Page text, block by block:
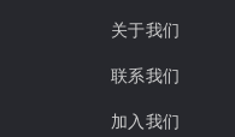
关于我们
联系我们
加入我们